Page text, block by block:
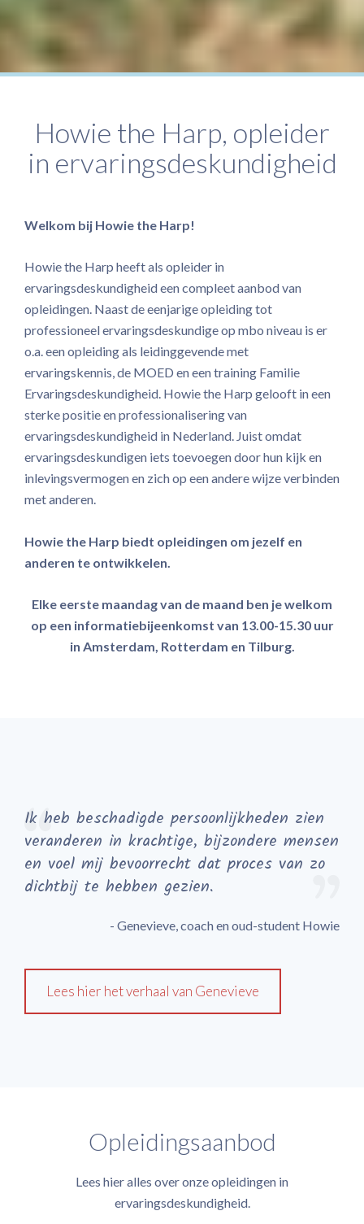
Howie the Harp, opleider
in ervaringsdeskundigheid
Welkom bij Howie the Harp!
Howie the Harp heeft als opleider in
ervaringsdeskundigheid een compleet aanbod van
opleidingen. Naast de eenjarige opleiding tot
professioneel ervaringsdeskundige op mbo niveau is er
o.a. een opleiding als leidinggevende met
ervaringskennis, de MOED en een training Familie
Ervaringsdeskundigheid. Howie the Harp gelooft in een
sterke positie en professionalisering van
ervaringsdeskundigheid in Nederland. Juist omdat
ervaringsdeskundigen iets toevoegen door hun kijk en
inlevingsvermogen en zich op een andere wijze verbinden
met anderen.
Howie the Harp biedt opleidingen om jezelf en
anderen te ontwikkelen.
Elke eerste maandag van de maand ben je welkom
op een informatiebijeenkomst van 13.00-15.30 uur
in Amsterdam, Rotterdam en Tilburg.
Ik heb beschadigde persoonlijkheden zien
veranderen in krachtige, bijzondere mensen
en voel mij bevoorrecht dat proces van zo
dichtbij te hebben gezien.
- Genevieve, coach en oud-student Howie
Lees hier het verhaal van Genevieve
Opleidingsaanbod
Lees hier alles over onze opleidingen in
ervaringsdeskundigheid.